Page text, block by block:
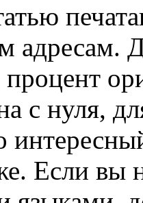
адресам.
с нуля,
Если вы